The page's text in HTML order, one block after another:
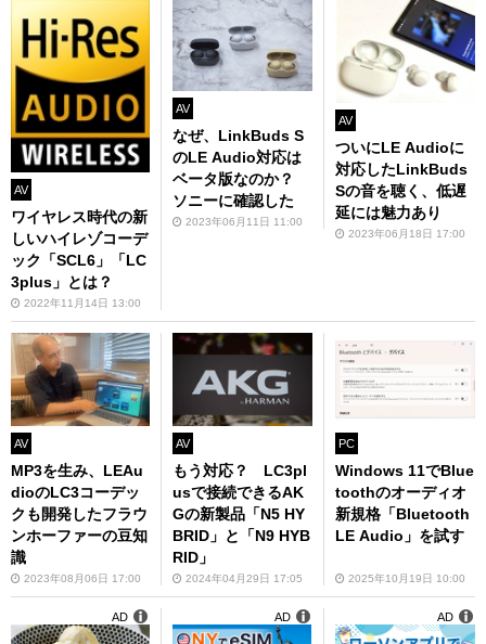
AV
ワイヤレス時代の新
しいハイレゾコーデ
ック「SCL6」「LC
3plus」とは？
2022年11月14日 13:00
AV
なぜ、LinkBuds S
のLE Audio対応は
ベータ版なのか？
ソニーに確認した
2023年06月11日 11:00
AV
ついにLE Audioに
対応したLinkBuds
Sの音を聴く、低遅
延には魅力あり
2023年06月18日 17:00
AV
MP3を生み、LEAu
dioのLC3コーデッ
クも開発したフラウ
ンホーファーの豆知
識
2023年08月06日 17:00
AV
もう対応？ LC3pl
usで接続できるAK
Gの新製品「N5 HY
BRID」と「N9 HYB
RID」
2024年04月29日 17:05
PC
Windows 11でBlue
toothのオーディオ
新規格「Bluetooth
LE Audio」を試す
2025年10月19日 10:00
AD AD AD